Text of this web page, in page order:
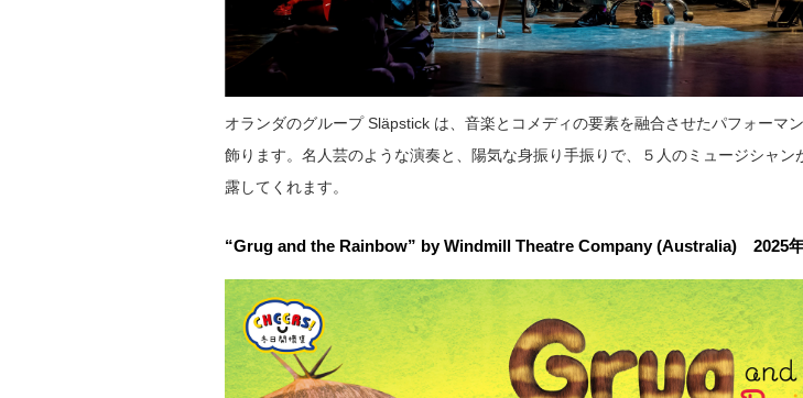
オランダのグループ Släpstick は、音楽とコメディの要素を融合させたパフォーマ
飾ります。名人芸のような演奏と、陽気な身振り手振りで、５人のミュージシャン
露してくれます。
“Grug and the Rainbow” by Windmill Theatre Company (Australia) 2025